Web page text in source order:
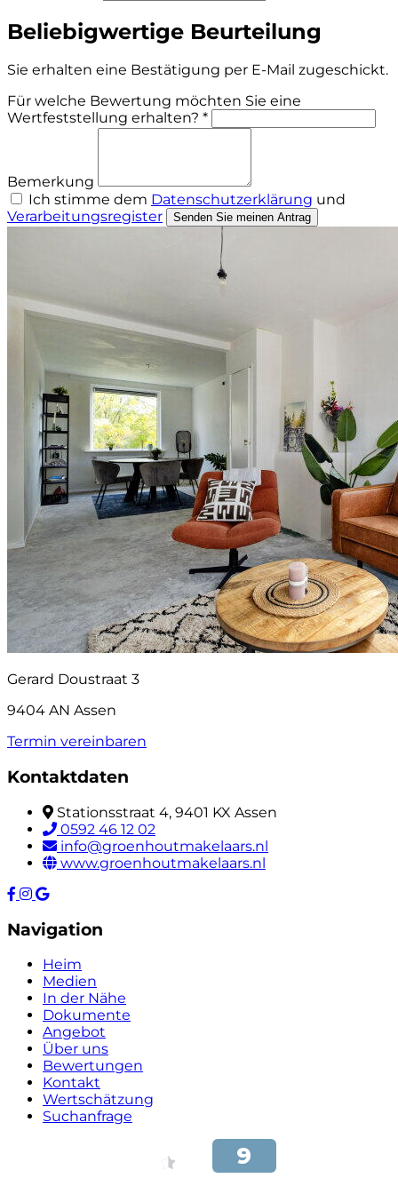
Beliebigwertige Beurteilung
Sie erhalten eine Bestätigung per E-Mail zugeschickt.
Für welche Bewertung möchten Sie eine
Wertfeststellung erhalten? *
Bemerkung
Ich stimme dem Datenschutzerklärung und
Verarbeitungsregister
Senden Sie meinen Antrag
Gerard Doustraat 3
9404 AN Assen
Termin vereinbaren
Kontaktdaten
Stationsstraat 4, 9401 KX Assen
0592 46 12 02
info@groenhoutmakelaars.nl
www.groenhoutmakelaars.nl
Navigation
Heim
Medien
In der Nähe
Dokumente
Angebot
Über uns
Bewertungen
Kontakt
Wertschätzung
Suchanfrage